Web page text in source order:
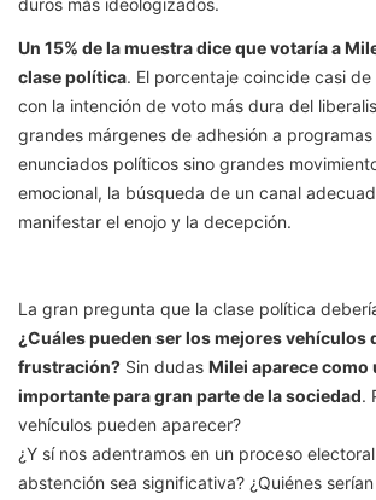
duros más ideologizados.
Un 15% de la muestra dice que votaría a
clase política. El porcentaje coincide casi
con la intención de voto más dura del
grandes márgenes de adhesión a
enunciados políticos sino grandes
emocional, la búsqueda de un canal
manifestar el enojo y la decepción.
La gran pregunta que la clase política
¿Cuáles pueden ser los mejores vehículos
frustración? Sin dudas Milei aparece como
importante para gran parte de la sociedad.
vehículos pueden aparecer?
¿Y sí nos adentramos en un proceso
abstención sea significativa? ¿Quiénes